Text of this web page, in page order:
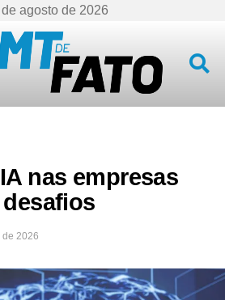
agosto de 2026
nas empresas
2026